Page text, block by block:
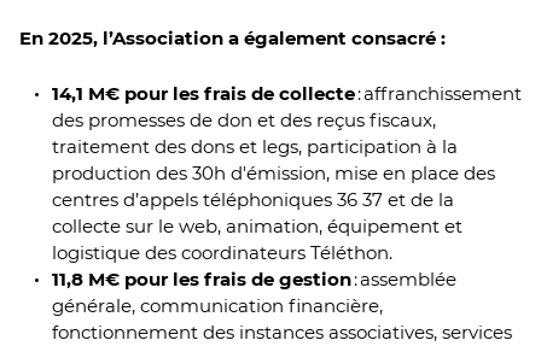
En 2025, l’Association a également consacré :
14,1 M€ pour les frais de collecte: affranchissement
des promesses de don et des reçus fiscaux,
traitement des dons et legs, participation à la
production des 30h d'émission, mise en place des
centres d’appels téléphoniques 36 37 et de la
collecte sur le web, animation, équipement et
logistique des coordinateurs Téléthon.
11,8 M€ pour les frais de gestion: assemblée
générale, communication financière,
fonctionnement des instances associatives, services